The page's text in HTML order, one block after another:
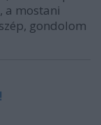
a mostani
gondolom